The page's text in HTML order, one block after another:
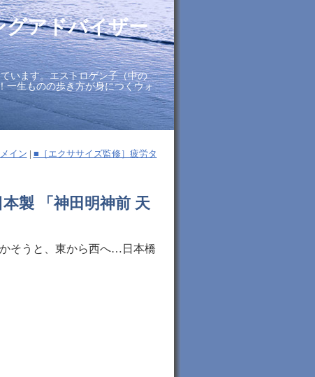
アドバイザー
います。エストロゲン子（中の
一生ものの歩き方が身につくウォ
メイン | ■［エクササイズ監修］疲労タ
製 「神田明神前 天
そうと、東から西へ…日本橋